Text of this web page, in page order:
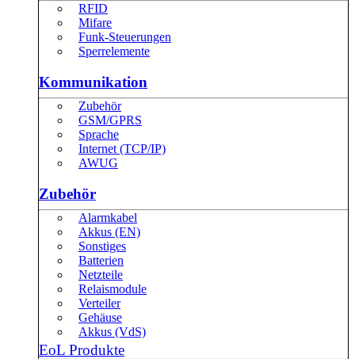
RFID
Mifare
Funk-Steuerungen
Sperrelemente
Kommunikation
Zubehör
GSM/GPRS
Sprache
Internet (TCP/IP)
AWUG
Zubehör
Alarmkabel
Akkus (EN)
Sonstiges
Batterien
Netzteile
Relaismodule
Verteiler
Gehäuse
Akkus (VdS)
EoL Produkte